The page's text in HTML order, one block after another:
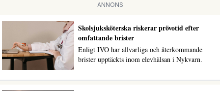
ANNONS
Skolsjuksköterska riskerar prövotid efter
omfattande brister
Enligt IVO har allvarliga och återkommande
brister upptäckts inom elevhälsan i Nykvarn.